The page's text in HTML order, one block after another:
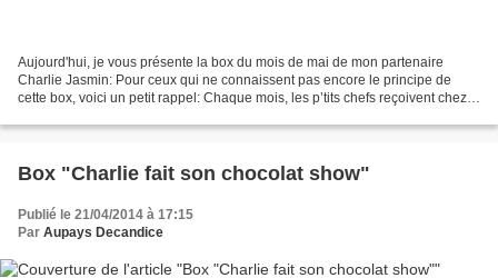
Aujourd'hui, je vous présente la box du mois de mai de mon partenaire
Charlie Jasmin: Pour ceux qui ne connaissent pas encore le principe de
cette box, voici un petit rappel: Chaque mois, les p’tits chefs reçoivent chez
Box "Charlie fait son chocolat show"
Publié le 21/04/2014 à 17:15
Par Aupays Decandice